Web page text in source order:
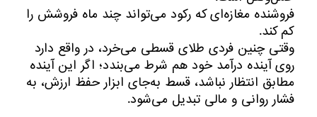
فروشنده مغازه‌ای که رکود می‌تواند چند ماه فروشش را
کم کند.
وقتی چنین فردی طلای قسطی می‌خرد، در واقع دارد
روی آینده درآمد خود هم شرط می‌بندد؛ اگر این آینده
مطابق انتظار نباشد، قسط به‌جای ابزار حفظ ارزش، به
فشار روانی و مالی تبدیل می‌شود.